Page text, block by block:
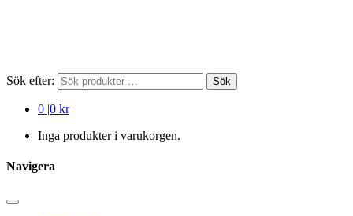
Sök efter: Sök
0 |0 kr
Inga produkter i varukorgen.
Navigera